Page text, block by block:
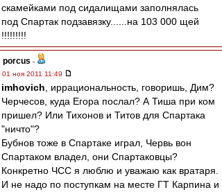
скамейками под сидалищами заполнялась
под Спартак подзавязку......на 103 000 щей
!!!!!!!!!
porcus -
01 ноя 2011 11:49
imhovich , иррациональность, говоришь, Дим?
Черчесов, куда Егора послал? А Тиша при ком
пришел? Или Тихонов и Титов для Спартака
"ничто"?
Бубнов тоже в Спартаке играл, Червь вон
Спартаком владел, они Спартаковцы?
Конкретно ЧСС я люблю и уважаю как вратаря.
И не надо по поступкам на месте ГТ Карпина и